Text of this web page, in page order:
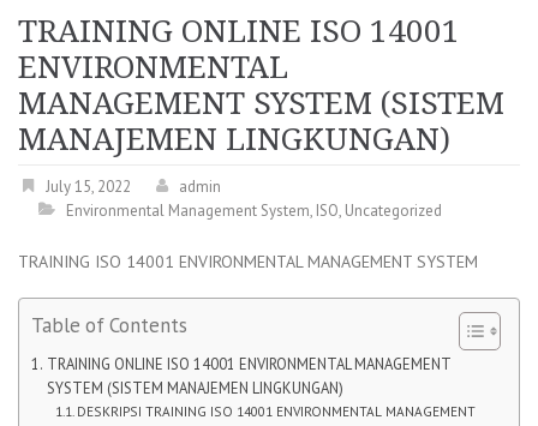
TRAINING ONLINE ISO 14001
ENVIRONMENTAL
MANAGEMENT SYSTEM (SISTEM
MANAJEMEN LINGKUNGAN)
July 15, 2022
admin
Environmental Management System, ISO, Uncategorized
TRAINING ISO 14001 ENVIRONMENTAL MANAGEMENT SYSTEM
Table of Contents
TRAINING ONLINE ISO 14001 ENVIRONMENTAL MANAGEMENT
SYSTEM (SISTEM MANAJEMEN LINGKUNGAN)
DESKRIPSI TRAINING ISO 14001 ENVIRONMENTAL MANAGEMENT